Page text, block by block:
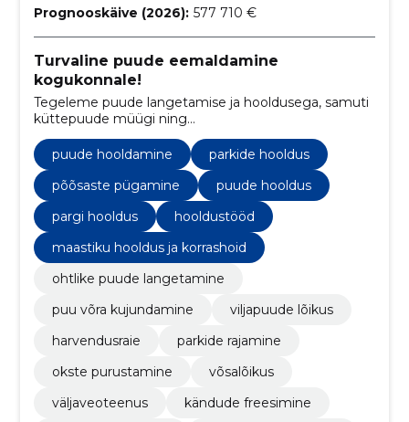
Prognooskäive (2026): 577 710 €
Turvaline puude eemaldamine
kogukonnale!
Tegeleme puude langetamise ja hooldusega, samuti
küttepuude müügi ning
maastikuhooldusteenustega.
puude hooldamine
parkide hooldus
põõsaste pügamine
puude hooldus
pargi hooldus
hooldustööd
maastiku hooldus ja korrashoid
ohtlike puude langetamine
puu võra kujundamine
viljapuude lõikus
harvendusraie
parkide rajamine
okste purustamine
võsalõikus
väljaveoteenus
kändude freesimine